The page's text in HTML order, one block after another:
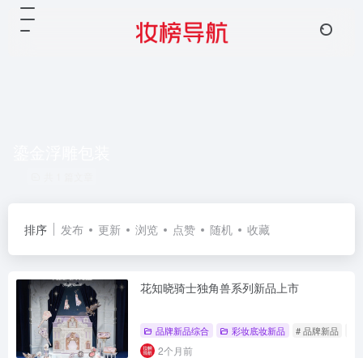
排序 发布 更新 浏览 点赞 随机 收藏
花知晓骑士独角兽系列新品上市
品牌新品综合 彩妆底妆新品 # 品牌新品
2个月前